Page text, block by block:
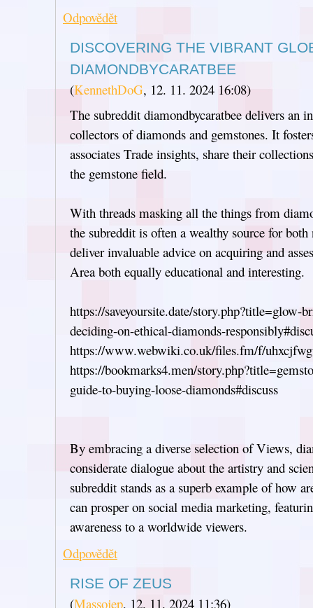
Odpovědět
DISCOVERING THE VIBRANT
DIAMONDBYCARATBEE
(KennethDoG, 12. 11. 2024 16:08)
The subreddit diamondbycaratbee delivers an
collectors of diamonds and gemstones. It
associates Trade insights, share their
the gemstone field.
With threads masking all the things from
the subreddit is often a wealthy source for
deliver invaluable advice on acquiring and
Area both equally educational and interesting.
https://saveyoursite.date/story.php?title=glow-
deciding-on-ethical-diamonds-
https://www.webwiki.co.uk/files.fm/f/
https://bookmarks4.men/
guide-to-buying-loose-diamonds#discuss
By embracing a diverse selection of Views,
considerate dialogue about the artistry and
subreddit stands as a superb example of how
can prosper on social media marketing,
awareness to a worldwide viewers.
Odpovědět
RISE OF ZEUS
(Massojep, 12. 11. 2024 11:36)